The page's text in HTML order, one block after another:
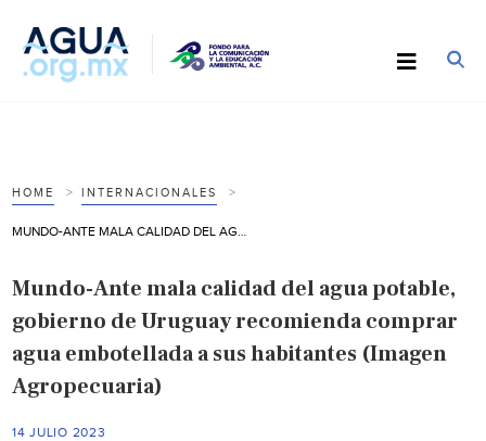
HOME INTERNACIONALES
Mundo-Ante mala calidad del agua potable,
gobierno de Uruguay recomienda comprar
agua embotellada a sus habitantes (Imagen
Agropecuaria)
14 JULIO 2023